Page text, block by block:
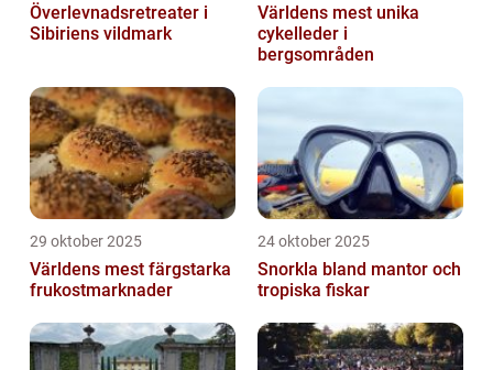
Överlevnadsretreater i
Sibiriens vildmark
Världens mest unika
cykelleder i
bergsområden
29 oktober 2025
Världens mest färgstarka
frukostmarknader
24 oktober 2025
Snorkla bland mantor och
tropiska fiskar